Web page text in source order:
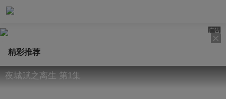
广告
精彩推荐
夜城赋之离生 第1集